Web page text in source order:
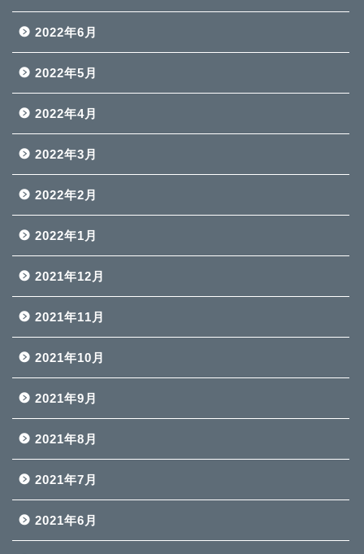
2022年6月
2022年5月
2022年4月
2022年3月
2022年2月
2022年1月
2021年12月
2021年11月
2021年10月
2021年9月
2021年8月
2021年7月
2021年6月